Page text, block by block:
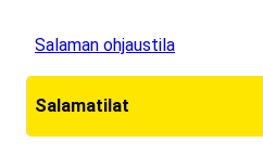
Salaman ohjaustila
Salamatilat